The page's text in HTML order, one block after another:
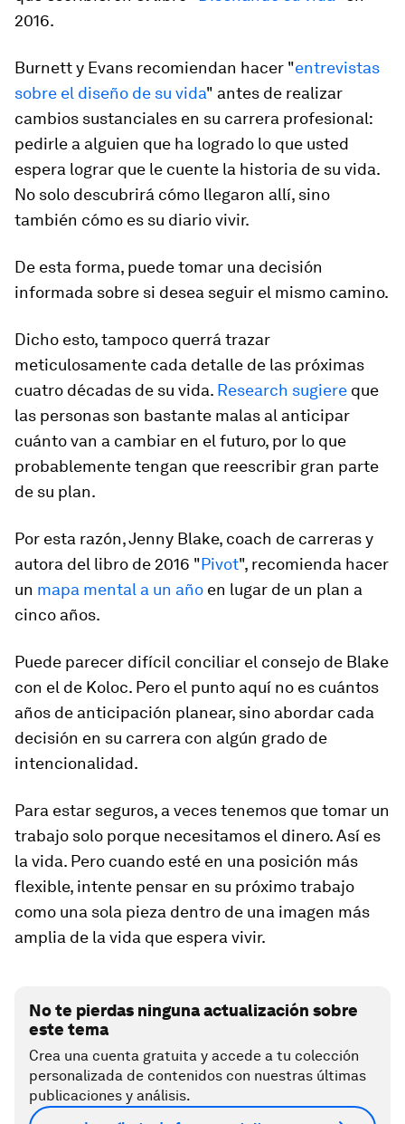
2016.
Burnett y Evans recomiendan hacer "entrevistas
sobre el diseño de su vida" antes de realizar
cambios sustanciales en su carrera profesional:
pedirle a alguien que ha logrado lo que usted
espera lograr que le cuente la historia de su vida.
No solo descubrirá cómo llegaron allí, sino
también cómo es su diario vivir.
De esta forma, puede tomar una decisión
informada sobre si desea seguir el mismo camino.
Dicho esto, tampoco querrá trazar
meticulosamente cada detalle de las próximas
cuatro décadas de su vida. Research sugiere que
las personas son bastante malas al anticipar
cuánto van a cambiar en el futuro, por lo que
probablemente tengan que reescribir gran parte
de su plan.
Por esta razón, Jenny Blake, coach de carreras y
autora del libro de 2016 "Pivot", recomienda hacer
un mapa mental a un año en lugar de un plan a
cinco años.
Puede parecer difícil conciliar el consejo de Blake
con el de Koloc. Pero el punto aquí no es cuántos
años de anticipación planear, sino abordar cada
decisión en su carrera con algún grado de
intencionalidad.
Para estar seguros, a veces tenemos que tomar un
trabajo solo porque necesitamos el dinero. Así es
la vida. Pero cuando esté en una posición más
flexible, intente pensar en su próximo trabajo
como una sola pieza dentro de una imagen más
amplia de la vida que espera vivir.
No te pierdas ninguna actualización sobre
este tema
Crea una cuenta gratuita y accede a tu colección
personalizada de contenidos con nuestras últimas
publicaciones y análisis.